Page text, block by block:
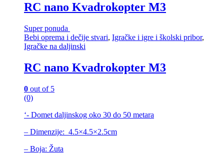
RC nano Kvadrokopter M3
Super ponuda
Bebi oprema i dečije stvari, Igračke i igre i školski pribor,
Igračke na daljinski
RC nano Kvadrokopter M3
0 out of 5
(0)
‘- Domet daljinskog oko 30 do 50 metara
– Dimenzije: 4.5×4.5×2.5cm
– Boja: Žuta